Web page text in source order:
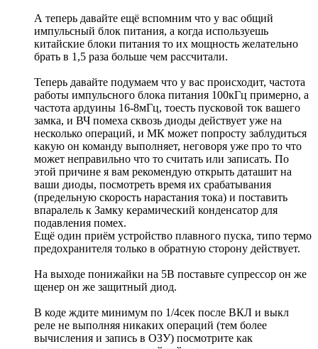
А теперь давайте ещё вспомним что у вас общий
импульсный блок питания, а когда используешь
китайские блоки питания то их мощность желательно
брать в 1,5 раза больше чем рассчитали.
Теперь давайте подумаем что у вас происходит, частота
работы импульсного блока питания 100кГц примерно, а
частота ардуины 16-8мГц, тоесть пусковой ток вашего
замка, и ВЧ помеха сквозь диоды действует уже на
несколько операций, и МК может попросту заблудиться
какую он команду выполняет, неговоря уже про то что
может неправильно что то считать или записать. По
этой причине я вам рекомендую открыть даташит на
ваши диоды, посмотреть время их срабатывания
(предельную скорость нарастания тока) и поставить
впаралель к Замку керамический конденсатор для
подавления помех.
Ещё один приём устройство плавного пуска, типо термо
предохранителя только в обратную сторону действует.
На выходе понижайки на 5В поставьте супрессор он же
щенер он же защитный диод.
В коде ждите минимум по 1/4сек после ВКЛ и выкл
реле не выполняя никаких операций (тем более
вычисления и запись в ОЗУ) посмотрите как